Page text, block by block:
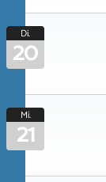
Di.
20
Mi.
21